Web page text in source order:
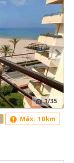
1/35
Máx. 10km